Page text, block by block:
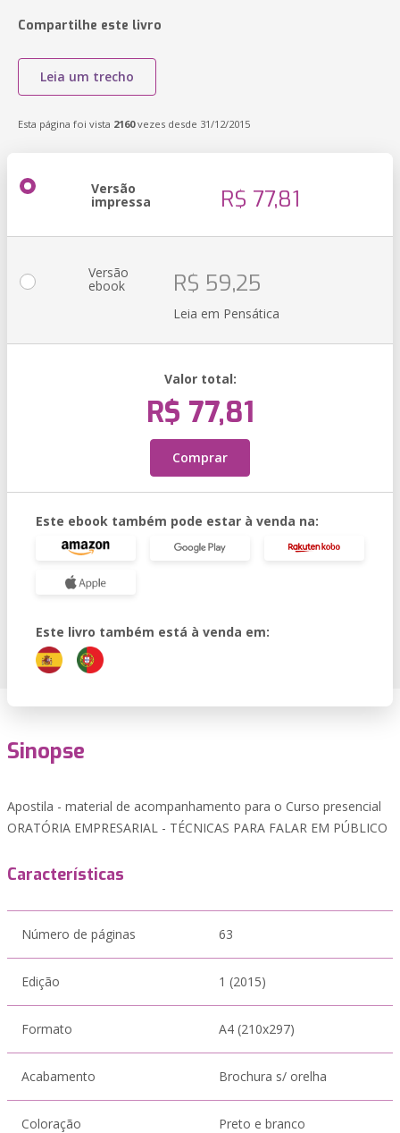
Compartilhe este livro
Leia um trecho
Esta página foi vista 2160vezes desde 31/12/2015
Versão
impressa R$ 77,81
Versão
ebook R$ 59,25
Leia em Pensática
Valor total:
R$ 77,81
Comprar
Este ebook também pode estar à venda na:
Este livro também está à venda em:
Sinopse
Apostila - material de acompanhamento para o Curso presencial
ORATÓRIA EMPRESARIAL - TÉCNICAS PARA FALAR EM PÚBLICO
Características
Número de páginas 63
Edição 1 (2015)
Formato A4 (210x297)
Acabamento Brochura s/ orelha
Coloração Preto e branco